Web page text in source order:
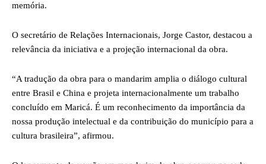
memória.
O secretário de Relações Internacionais, Jorge Castor, destacou a
relevância da iniciativa e a projeção internacional da obra.
“A tradução da obra para o mandarim amplia o diálogo cultural
entre Brasil e China e projeta internacionalmente um trabalho
concluído em Maricá. É um reconhecimento da importância da
nossa produção intelectual e da contribuição do município para a
cultura brasileira”, afirmou.